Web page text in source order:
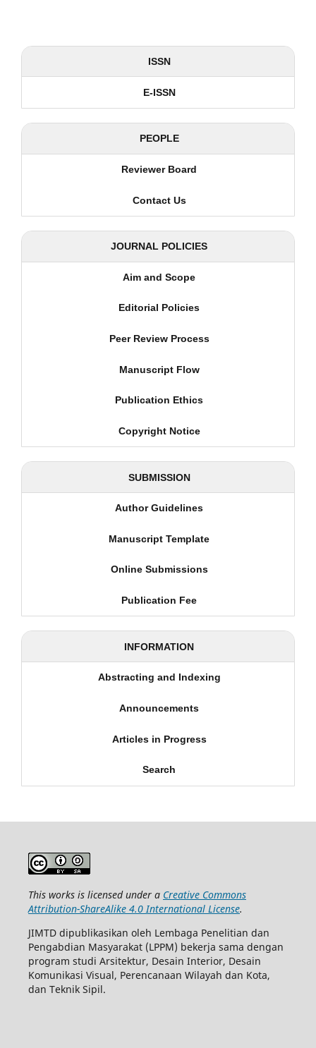
ISSN
E-ISSN
PEOPLE
Reviewer Board
Contact Us
JOURNAL POLICIES
Aim and Scope
Editorial Policies
Peer Review Process
Manuscript Flow
Publication Ethics
Copyright Notice
SUBMISSION
Author Guidelines
Manuscript Template
Online Submissions
Publication Fee
INFORMATION
Abstracting and Indexing
Announcements
Articles in Progress
Search
This works is licensed under a Creative Commons
Attribution-ShareAlike 4.0 International License.
JIMTD dipublikasikan oleh Lembaga Penelitian dan
Pengabdian Masyarakat (LPPM) bekerja sama dengan
program studi Arsitektur, Desain Interior, Desain
Komunikasi Visual, Perencanaan Wilayah dan Kota,
dan Teknik Sipil.